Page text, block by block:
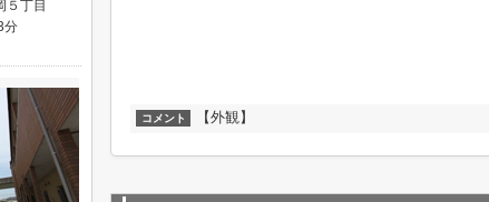
コメント 【外観】
５丁目
分